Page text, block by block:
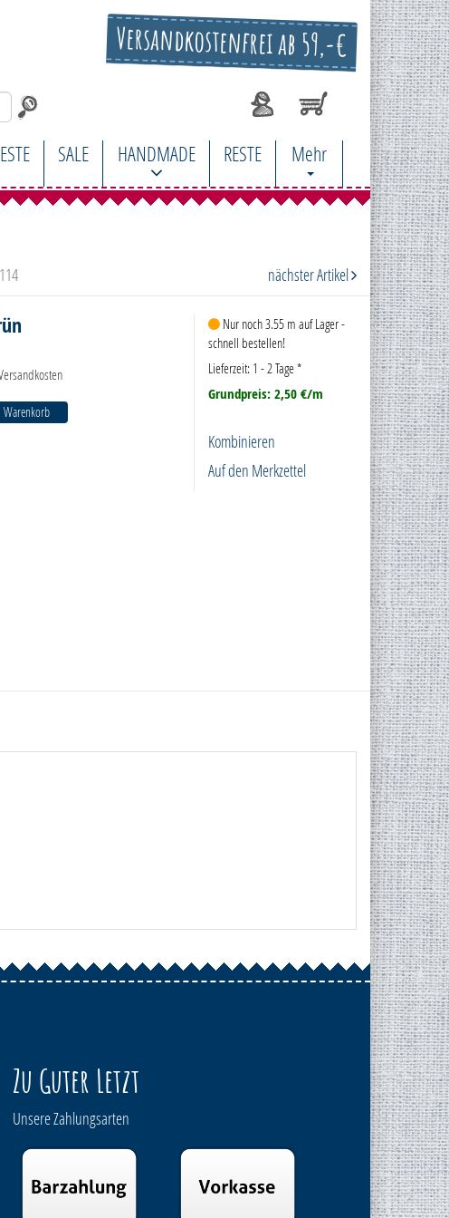
Versandkostenfrei ab 59,-€
SALE HANDMADE RESTE Mehr
nächster Artikel
Warenkorb
Nur noch 3.55 m auf Lager -
schnell bestellen!
Lieferzeit: 1 - 2 Tage*
Grundpreis: 2,50 €/m
Kombinieren
Auf den Merkzettel
Zu Guter Letzt
Unsere Zahlungsarten